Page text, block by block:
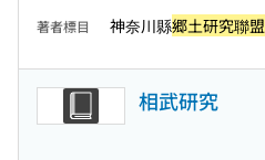
著者標目 神奈川縣郷土研究聯盟
相武研究